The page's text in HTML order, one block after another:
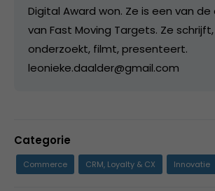
Digital Award won. Ze is een van
van Fast Moving Targets. Ze
onderzoekt, filmt, presenteert.
leonieke.daalder@gmail.com
Categorie
Commerce CRM, Loyalty & CX Innovatie